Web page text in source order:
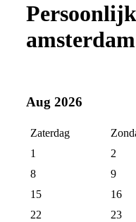
Aug 2026
Zaterdag
1
2
8
9
15
16
22
23